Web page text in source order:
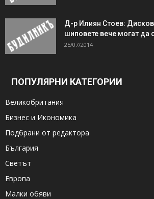
Д-р Илиян Стоев:
шиповете вече могат да
25/07/2014
ПОПУЛЯРНИ КАТЕГОРИИ
Великобритания
Бизнес и Икономика
Подбрани от редактора
България
Светът
Европа
Малки обяви